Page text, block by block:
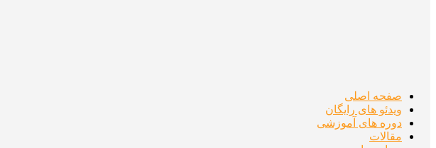
صفحه اصلی
ویدئو های رایگان
دوره های آموزشی
مقالات